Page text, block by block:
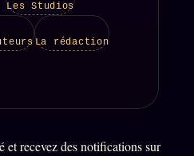
Les Studios
La rédaction
et recevez des notifications sur